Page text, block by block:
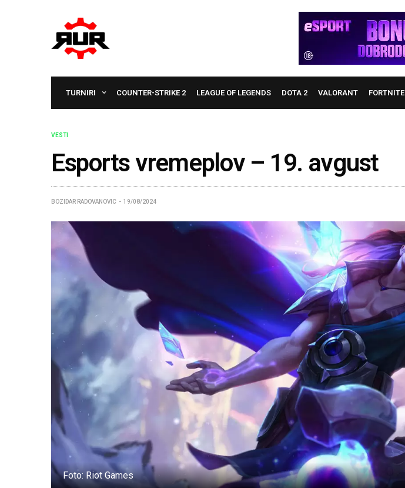
TURNIRI COUNTER-STRIKE 2 LEAGUE OF LEGENDS DOTA 2 VALORANT FORTNITE
VESTI
Esports vremeplov – 19. avgust
BOZIDAR RADOVANOVIC 19/08/2024
Foto: Riot Games